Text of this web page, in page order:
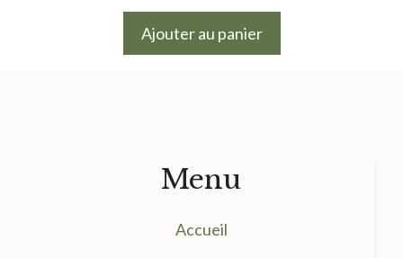
Ajouter au panier
Menu
Accueil